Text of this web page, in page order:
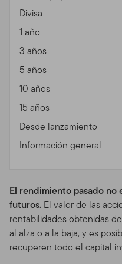
Divisa
1 año
3 años
5 años
10 años
15 años
Desde lanzamiento
Información general
El rendimiento pasado no
futuros. El valor de las
rentabilidades obtenidas
al alza o a la baja, y es
recuperen todo el capital
herramientas e
Sitio. El uso que usted
regulado por la versión
reserva del derecho de
Condiciones de Uso en
previo. La fecha de
después de que se han
actualizadas, se verá
Espónsor
El Sitio se provee como
informativos solamente,
Distributors, Ltd.
"nosotros") –no está